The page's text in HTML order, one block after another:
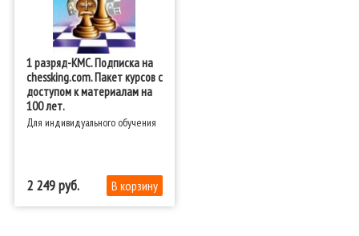
1 разряд-КМС. Подписка на
chessking.com. Пакет курсов с
доступом к материалам на
100 лет.
Для индивидуального обучения
2 249